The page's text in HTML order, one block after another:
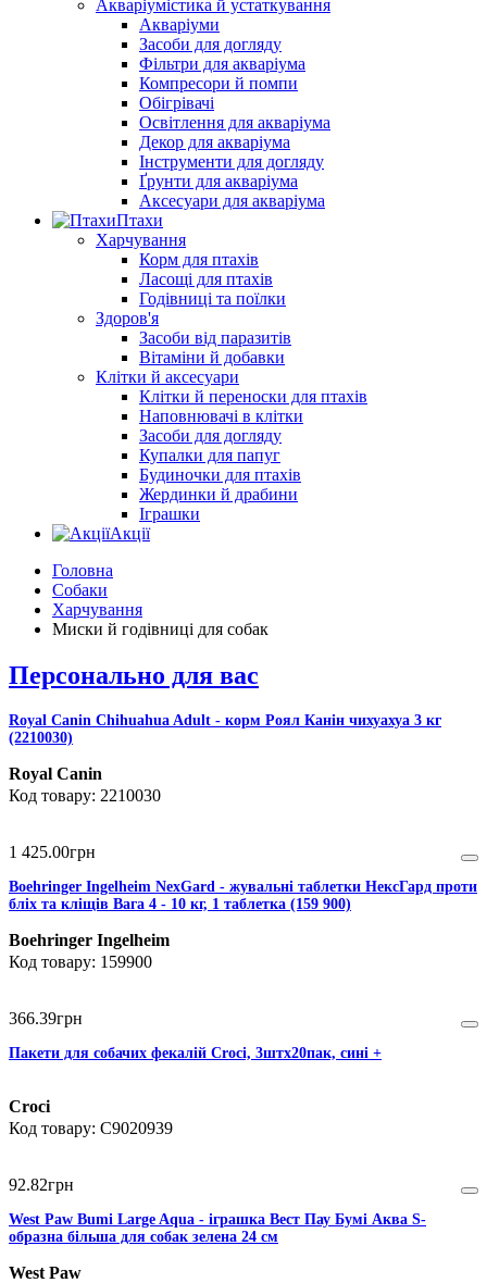
Акваріумістика й устаткування
Акваріуми
Засоби для догляду
Фільтри для акваріума
Компресори й помпи
Обігрівачі
Освітлення для акваріума
Декор для акваріума
Інструменти для догляду
Ґрунти для акваріума
Аксесуари для акваріума
Птахи
Харчування
Корм для птахів
Ласощі для птахів
Годівниці та поїлки
Здоров'я
Засоби від паразитів
Вітаміни й добавки
Клітки й аксесуари
Клітки й переноски для птахів
Наповнювачі в клітки
Засоби для догляду
Купалки для папуг
Будиночки для птахів
Жердинки й драбини
Іграшки
Акції
Головна
Собаки
Харчування
Миски й годівниці для собак
Персонально для вас
Royal Canin Chihuahua Adult - корм Роял Канін чихуахуа 3 кг
(2210030)
Royal Canin
2210030
1 425.00грн
Boehringer Ingelheim NexGard - жувальні таблетки НексГард проти
бліх та кліщів Вага 4 - 10 кг, 1 таблетка (159 900)
Boehringer Ingelheim
159900
366.39грн
Пакети для собачих фекалій Сroci, 3штx20пак, сині +
Croci
C9020939
92.82грн
West Paw Bumi Large Aqua - іграшка Вест Пау Бумі Аква S-
образна більша для собак зелена 24 см
West Paw